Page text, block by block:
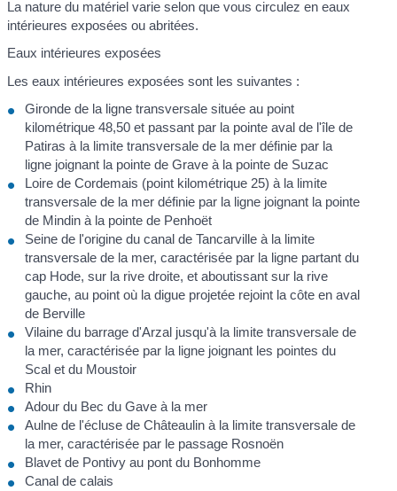
La nature du matériel varie selon que vous circulez en eaux
intérieures exposées ou abritées.
Eaux intérieures exposées
Les eaux intérieures exposées sont les suivantes :
Gironde de la ligne transversale située au point
kilométrique 48,50 et passant par la pointe aval de l'île de
Patiras à la limite transversale de la mer définie par la
ligne joignant la pointe de Grave à la pointe de Suzac
Loire de Cordemais (point kilométrique 25) à la limite
transversale de la mer définie par la ligne joignant la pointe
de Mindin à la pointe de Penhoët
Seine de l'origine du canal de Tancarville à la limite
transversale de la mer, caractérisée par la ligne partant du
cap Hode, sur la rive droite, et aboutissant sur la rive
gauche, au point où la digue projetée rejoint la côte en aval
de Berville
Vilaine du barrage d'Arzal jusqu'à la limite transversale de
la mer, caractérisée par la ligne joignant les pointes du
Scal et du Moustoir
Rhin
Adour du Bec du Gave à la mer
Aulne de l'écluse de Châteaulin à la limite transversale de
la mer, caractérisée par le passage Rosnoën
Blavet de Pontivy au pont du Bonhomme
Canal de calais